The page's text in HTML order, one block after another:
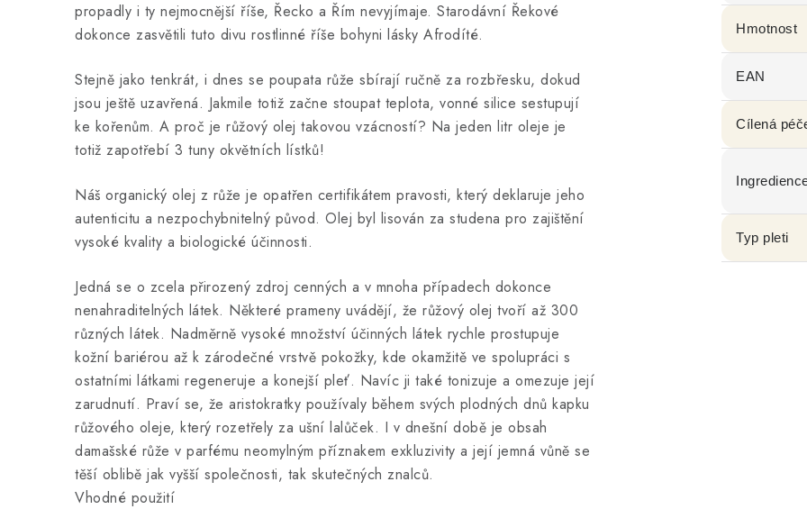
propadly i ty nejmocnější říše, Řecko a Řím nevyjímaje. Starodávní Řekové
dokonce zasvětili tuto divu rostlinné říše bohyni lásky Afrodíté.
Stejně jako tenkrát, i dnes se poupata růže sbírají ručně za rozbřesku, dokud
jsou ještě uzavřená. Jakmile totiž začne stoupat teplota, vonné silice sestupují
ke kořenům. A proč je růžový olej takovou vzácností? Na jeden litr oleje je
totiž zapotřebí 3 tuny okvětních lístků!
Náš organický olej z růže je opatřen certifikátem pravosti, který deklaruje jeho
autenticitu a nezpochybnitelný původ. Olej byl lisován za studena pro zajištění
vysoké kvality a biologické účinnosti.
Jedná se o zcela přirozený zdroj cenných a v mnoha případech dokonce
nenahraditelných látek. Některé prameny uvádějí, že růžový olej tvoří až 300
různých látek. Nadměrně vysoké množství účinných látek rychle prostupuje
kožní bariérou až k zárodečné vrstvě pokožky, kde okamžitě ve spolupráci s
ostatními látkami regeneruje a konejší pleť. Navíc ji také tonizuje a omezuje její
zarudnutí. Praví se, že aristokratky používaly během svých plodných dnů kapku
růžového oleje, který rozetřely za ušní lalůček. I v dnešní době je obsah
damašské růže v parfému neomylným příznakem exkluzivity a její jemná vůně se
těší oblibě jak vyšší společnosti, tak skutečných znalců.
Vhodné použití
Hmotnost
EAN
Cílená
Typ pleti